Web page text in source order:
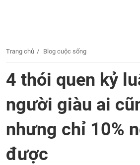
Trang chủ Blog cuộc sống
4 thói quen kỷ
người giàu ai
nhưng chỉ 10%
được